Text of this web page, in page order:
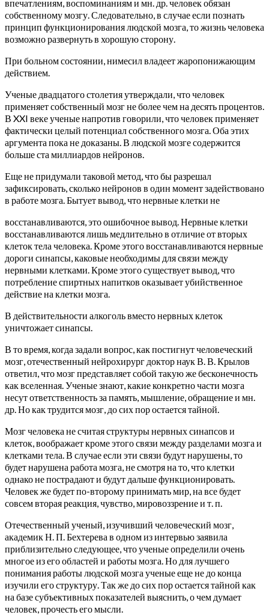
впечатлениям, воспоминаниям и мн. др. человек обязан
собственному мозгу. Следовательно, в случае если познать
принцип функционирования людской мозга, то жизнь человека
возможно развернуть в хорошую сторону.
При больном состоянии, нимесил владеет жаропонижающим
действием.
Ученые двадцатого столетия утверждали, что человек
применяет собственный мозг не более чем на десять процентов.
В XXI веке ученые напротив говорили, что человек применяет
фактически целый потенциал собственного мозга. Оба этих
аргумента пока не доказаны. В людской мозге содержится
больше ста миллиардов нейронов.
Еще не придумали таковой метод, что бы разрешал
зафиксировать, сколько нейронов в один момент задействовано
в работе мозга. Бытует вывод, что нервные клетки не
восстанавливаются, это ошибочное вывод. Нервные клетки
восстанавливаются лишь медлительно в отличие от вторых
клеток тела человека. Кроме этого восстанавливаются нервные
дороги синапсы, каковые необходимы для связи между
нервными клетками. Кроме этого существует вывод, что
потребление спиртных напитков оказывает убийственное
действие на клетки мозга.
В действительности алкоголь вместо нервных клеток
уничтожает синапсы.
В то время, когда задали вопрос, как постигнут человеческий
мозг, отечественный нейрохирург доктор наук В. В. Крылов
ответил, что мозг представляет собой такую же бесконечность
как вселенная. Ученые знают, какие конкретно части мозга
несут ответственность за память, мышление, обращение и мн.
др. Но как трудится мозг, до сих пор остается тайной.
Мозг человека не считая структуры нервных синапсов и
клеток, воображает кроме этого связи между разделами мозга и
клетками тела. В случае если эти связи будут нарушены, то
будет нарушена работа мозга, не смотря на то, что клетки
однако не пострадают и будут дальше функционировать.
Человек же будет по-второму принимать мир, на все будет
совсем вторая реакция, чувство, мировоззрение и т. п.
Отечественный ученый, изучивший человеческий мозг,
академик Н. П. Бехтерева в одном из интервью заявила
приблизительно следующее, что ученые определили очень
многое из его областей и работы мозга. Но для лучшего
понимания работы людской мозга ученые еще не до конца
изучили его структуру. Так же до сих пор остается тайной как
на базе субъективных показателей выяснить, о чем думает
человек, прочесть его мысли.